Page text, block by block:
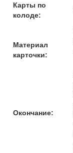
Карты по
колоде:
Материал
карточки:
Окончание: